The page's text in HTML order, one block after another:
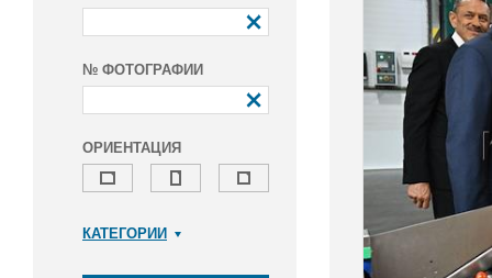
№ ФОТОГРАФИИ
ОРИЕНТАЦИЯ
КАТЕГОРИИ